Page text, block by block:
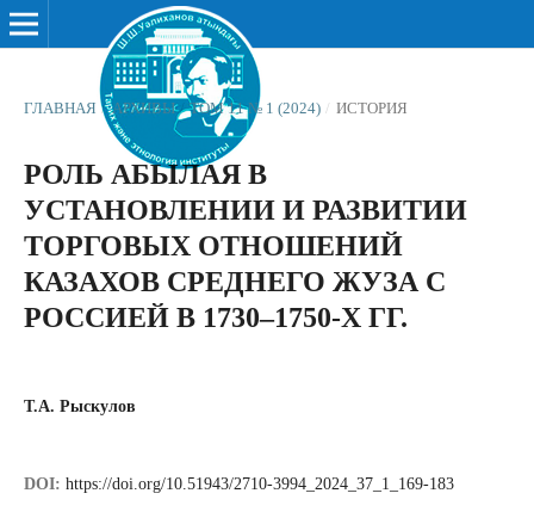
ГЛАВНАЯ / АРХИВЫ / ТОМ 11 № 1 (2024) / ИСТОРИЯ
РОЛЬ АБЫЛАЯ В
УСТАНОВЛЕНИИ И РАЗВИТИИ
ТОРГОВЫХ ОТНОШЕНИЙ
КАЗАХОВ СРЕДНЕГО ЖУЗА С
РОССИЕЙ В 1730–1750-Х ГГ.
Т.А. Рыскулов
DOI: https://doi.org/10.51943/2710-3994_2024_37_1_169-183